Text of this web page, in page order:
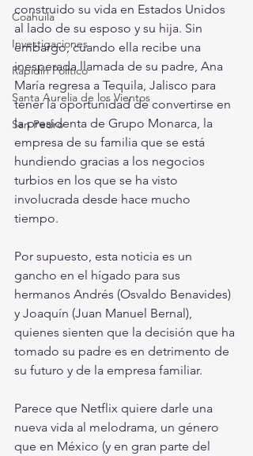
Coahuila
Investigaciones
Rapidín Político
Santa Aurelia de los Vientos
San Pedro
construido su vida en Estados Unidos
al lado de su esposo y su hija. Sin
embargo, cuando ella recibe una
inesperada llamada de su padre, Ana
María regresa a Tequila, Jalisco para
tener la oportunidad de convertirse en
la presidenta de Grupo Monarca, la
empresa de su familia que se está
hundiendo gracias a los negocios
turbios en los que se ha visto
involucrada desde hace mucho
tiempo.
Por supuesto, esta noticia es un
gancho en el hígado para sus
hermanos Andrés (Osvaldo Benavides)
y Joaquín (Juan Manuel Bernal),
quienes sienten que la decisión que ha
tomado su padre es en detrimento de
su futuro y de la empresa familiar.
Parece que Netflix quiere darle una
nueva vida al melodrama, un género
que en México (y en gran parte del